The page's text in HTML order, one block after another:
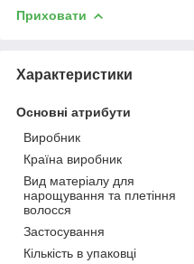
Приховати
Характеристики
Основні атрибути
Виробник
Країна виробник
Вид матеріалу для
нарощування та плетіння
волосся
Застосування
Кількість в упаковці